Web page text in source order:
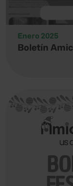
Enero 2025
Boletín